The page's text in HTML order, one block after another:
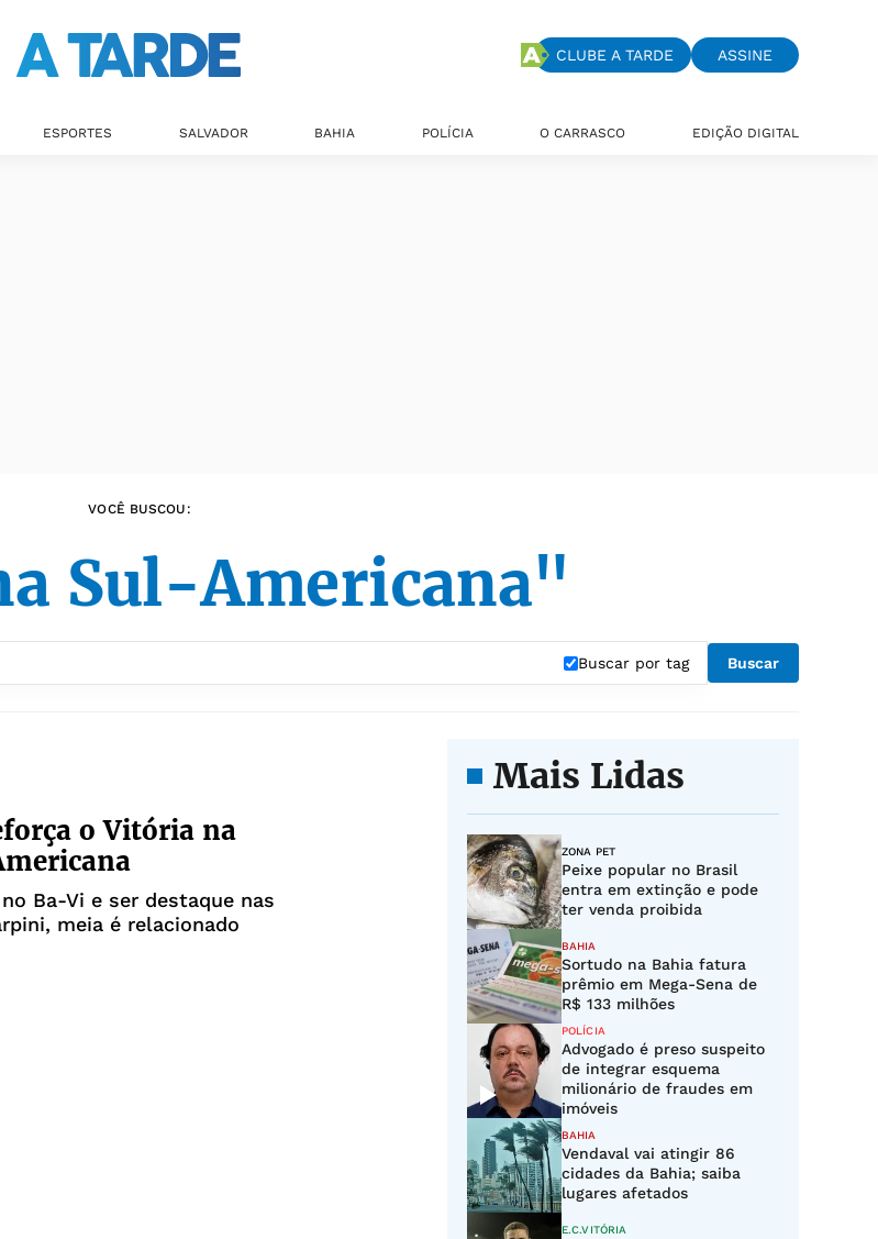
CLUBE A TARDE ASSINE
ESPORTES SALVADOR BAHIA POLÍCIA O CARRASCO EDIÇÃO DIGITAL
VOCÊ BUSCOU:
Sul-Americana"
Buscar por tag Buscar
o Vitória na
Ba-Vi e ser destaque nas
meia é relacionado
Mais Lidas
ZONA PET
Peixe popular no Brasil
entra em extinção e pode
ter venda proibida
BAHIA
Sortudo na Bahia fatura
prêmio em Mega-Sena de
R$ 133 milhões
POLÍCIA
Advogado é preso suspeito
de integrar esquema
milionário de fraudes em
imóveis
BAHIA
Vendaval vai atingir 86
cidades da Bahia; saiba
lugares afetados
E.C.VITÓRIA